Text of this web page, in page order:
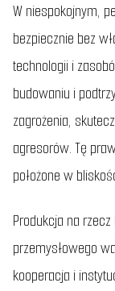
W niespokojnym,
bezpiecznie bez
technologii i
budowaniu i
zagrożenia,
agresorów. Tę
położone w
Produkcja na
przemysłowego
kooperacja i